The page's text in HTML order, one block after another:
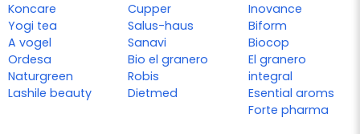
Koncare
Yogi tea
A vogel
Ordesa
Naturgreen
Lashile beauty
Cupper
Salus-haus
Sanavi
Bio el granero
Robis
Dietmed
Inovance
Biform
Biocop
El granero
integral
Esential aroms
Forte pharma